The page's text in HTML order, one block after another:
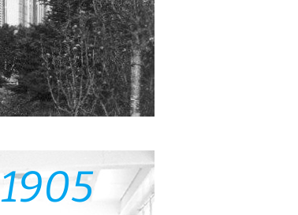
1905